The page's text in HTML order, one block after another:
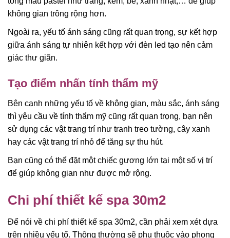
không gian trông rộng hơn.
Ngoài ra, yếu tố ánh sáng cũng rất quan trọng, sự kết hợp
giữa ánh sáng tự nhiên kết hợp với đèn led tạo nên cảm
giác thư giãn.
Tạo điểm nhấn tính thẩm mỹ
Bên cạnh những yếu tố về không gian, màu sắc, ánh sáng
thì yêu cầu về tính thẩm mỹ cũng rất quan trọng, bạn nên
sử dụng các vật trang trí như tranh treo tường, cây xanh
hay các vật trang trí nhỏ để tăng sự thu hút.
Bạn cũng có thể đặt một chiếc gương lớn tại một số vị trí
để giúp không gian như được mở rộng.
Chi phí thiết kế spa 30m2
Để nói về chi phí thiết kế spa 30m2, cần phải xem xét dựa
trên nhiều yếu tố. Thông thường sẽ phụ thuộc vào phong